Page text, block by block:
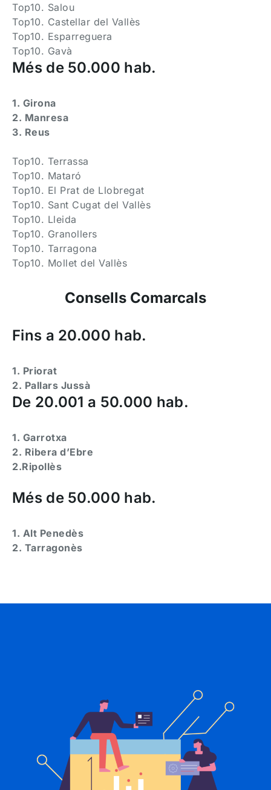
Top10. Salou
Top10. Castellar del Vallès
Top10. Esparreguera
Top10. Gavà
Més de 50.000 hab.
1. Girona
2. Manresa
3. Reus
Top10. Terrassa
Top10. Mataró
Top10. El Prat de Llobregat
Top10. Sant Cugat del Vallès
Top10. Lleida
Top10. Granollers
Top10. Tarragona
Top10. Mollet del Vallès
Consells Comarcals
Fins a 20.000 hab.
1. Priorat
2. Pallars Jussà
De 20.001 a 50.000 hab.
1. Garrotxa
2. Ribera d’Ebre
2.Ripollès
Més de 50.000 hab.
1. Alt Penedès
2. Tarragonès